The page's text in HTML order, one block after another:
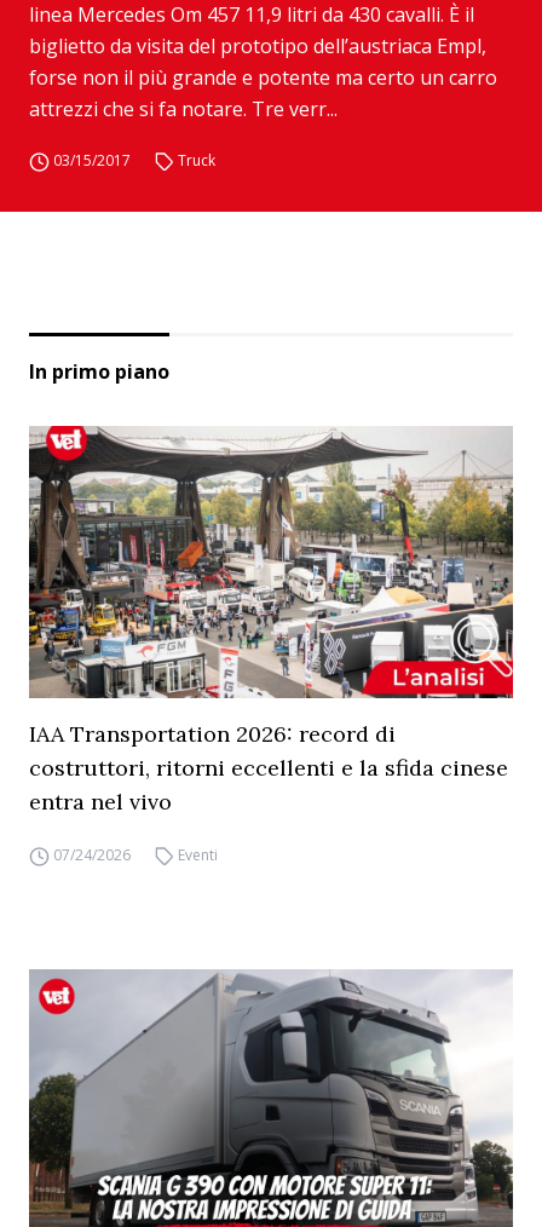
linea Mercedes Om 457 11,9 litri da 430 cavalli. È il
biglietto da visita del prototipo dell’austriaca Empl,
forse non il più grande e potente ma certo un carro
attrezzi che si fa notare. Tre verr...
03/15/2017 Truck
In primo piano
IAA Transportation 2026: record di
costruttori, ritorni eccellenti e la sfida cinese
entra nel vivo
07/24/2026 Eventi